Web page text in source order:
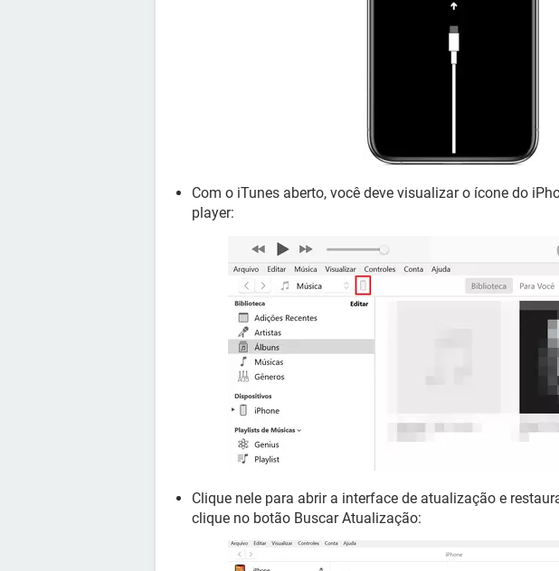
Com o iTunes aberto, você deve visualizar o ícone do
player:
Clique nele para abrir a interface de atualização e
clique no botão Buscar Atualização: